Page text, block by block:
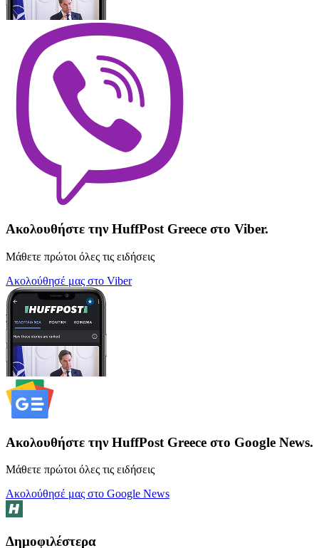
Ακολουθήστε την HuffPost Greece στο Viber.
Μάθετε πρώτοι όλες τις ειδήσεις
Ακολούθησέ μας στο Viber
Ακολουθήστε την HuffPost Greece στο Google News.
Μάθετε πρώτοι όλες τις ειδήσεις
Ακολούθησέ μας στο Google News
Δημοφιλέστερα